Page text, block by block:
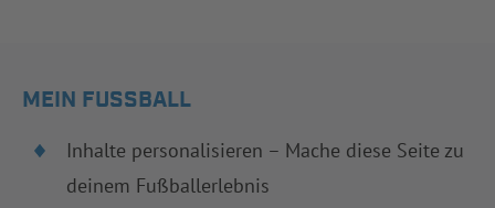
MEIN FUSSBALL
Inhalte personalisieren – Mache diese Seite zu
deinem Fußballerlebnis